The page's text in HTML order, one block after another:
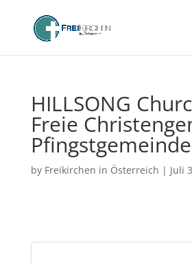
HILLSONG
Freie
Pfingstgemeinde
by Freikirchen in Österreich | Juli